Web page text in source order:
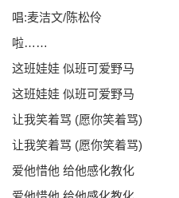
唱:麦洁文/陈松伶
啦……
这班娃娃 似班可爱野马
这班娃娃 似班可爱野马
让我笑着骂 (愿你笑着骂)
让我笑着骂 (愿你笑着骂)
爱他惜他 给他感化教化